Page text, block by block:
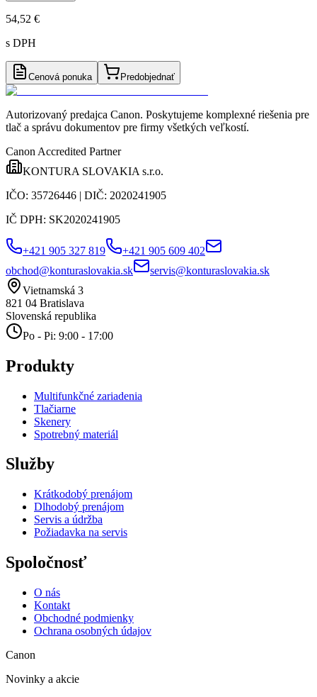
54,52 €
s DPH
Cenová ponuka Predobjednať
Autorizovaný predajca Canon. Poskytujeme komplexné riešenia pre
tlač a správu dokumentov pre firmy všetkých veľkostí.
Canon Accredited Partner
KONTURA SLOVAKIA s.r.o.
IČO: 35726446 | DIČ: 2020241905
IČ DPH: SK2020241905
+421 905 327 819
+421 905 609 402
obchod@konturaslovakia.sk
servis@konturaslovakia.sk
Vietnamská 3
821 04 Bratislava
Slovenská republika
Po - Pi: 9:00 - 17:00
Produkty
Multifunkčné zariadenia
Tlačiarne
Skenery
Spotrebný materiál
Služby
Krátkodobý prenájom
Dlhodobý prenájom
Servis a údržba
Požiadavka na servis
Spoločnosť
O nás
Kontakt
Obchodné podmienky
Ochrana osobných údajov
Canon
Novinky a akcie